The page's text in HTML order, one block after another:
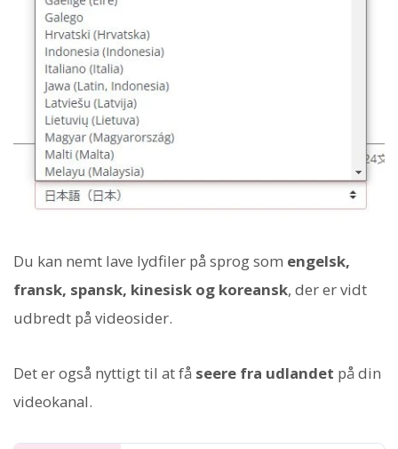
Du kan nemt lave lydfiler på sprog som engelsk,
fransk, spansk, kinesisk og koreansk, der er vidt
udbredt på videosider.
Det er også nyttigt til at få seere fra udlandet på din
videokanal.